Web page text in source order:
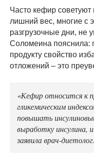
Часто кефир
лишний вес, многие с
разгрузочные дни, не
Соломеина пояснила:
продукту свойство
отложений – это
«Кефир относится к
гликемическим
повышать
выработку инсулина,
заявила врач-диетолог.